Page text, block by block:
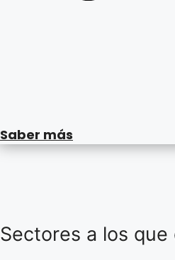
Saber más
Sectores a los